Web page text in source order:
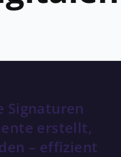
erstellt,
– effizient